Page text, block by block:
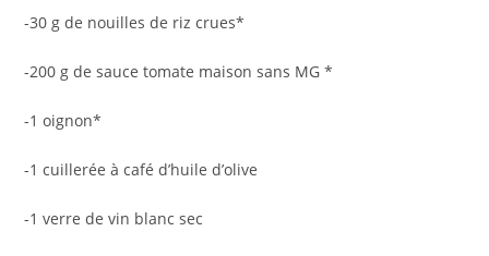
-30 g de nouilles de riz crues*
-200 g de sauce tomate maison sans MG *
-1 oignon*
-1 cuillerée à café d’huile d’olive
-1 verre de vin blanc sec